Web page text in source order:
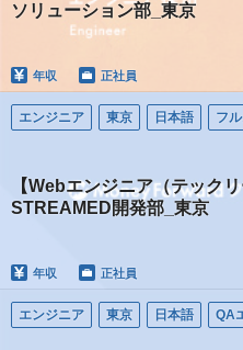
ソリューション部_東京
年収 正社員
エンジニア 東京 日本語
【Webエンジニア（テックリ
STREAMED開発部_東京
年収 正社員
エンジニア 東京 日本語 QA